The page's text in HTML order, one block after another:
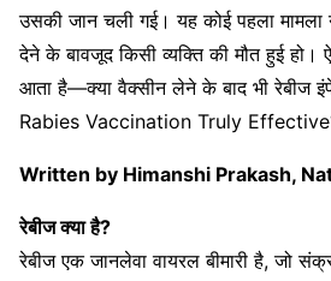
उसकी जान चली गई। यह कोई पहला मामला
देने के बावजूद किसी व्यक्ति की मौत हुई
आता है—क्या वैक्सीन लेने के बाद भी रेबीज
Rabies Vaccination Truly
Written by Himanshi Prakash,
रेबीज क्या है?
रेबीज एक जानलेवा वायरल बीमारी है, जो